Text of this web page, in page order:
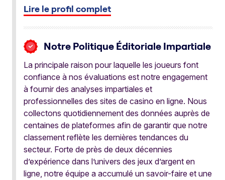
Lire le profil complet
Notre Politique Éditoriale Impartiale
La principale raison pour laquelle les joueurs font
confiance à nos évaluations est notre engagement
à fournir des analyses impartiales et
professionnelles des sites de casino en ligne. Nous
collectons quotidiennement des données auprès de
centaines de plateformes afin de garantir que notre
classement reflète les dernières tendances du
secteur. Forte de près de deux décennies
d’expérience dans l’univers des jeux d’argent en
ligne, notre équipe a accumulé un savoir-faire et une